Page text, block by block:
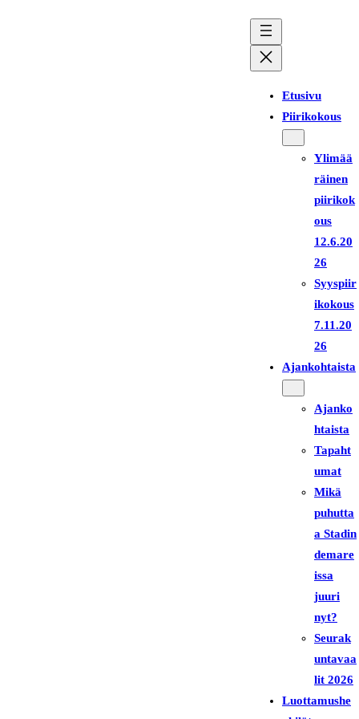
Etusivu
Piirikokous
Ylimää
räinen
piirikok
ous
12.6.20
26
Syyspiir
ikokous
7.11.20
26
Ajankohtaista
Ajanko
htaista
Tapaht
umat
Mikä
puhutta
a Stadin
demare
issa
juuri
nyt?
Seurak
untavaa
lit 2026
Luottamushe